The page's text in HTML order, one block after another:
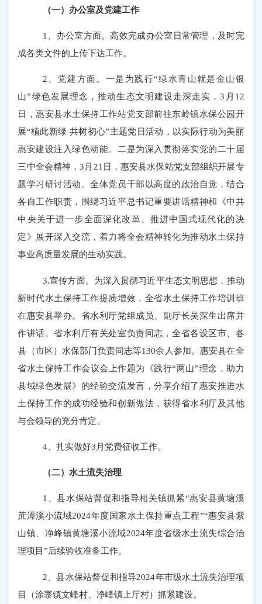
（一）办公室及党建工作
1、办公室方面。高效完成办公室 日常管理 ，及时完
成各类文件的 上传下达工作。
2、党建方面。 一是为践行“绿水青山就是金山银
山”绿色发展理念，推动生态文明建设走深走实，3月12
日，惠安县水土保持工作站党支部前往东岭镇水保公园开
展“植此新绿 共树初心”主题党日活动，以实际行动为美丽
惠安建设注入绿色动能。二是为深入贯彻落实党的二十届
三中全会精神，3月21日，惠安县水保站党支部组织开展专
题学习研讨活动。全体党员干部以高度的政治自觉，结合
各自工作职责，围绕习近平总书记重要讲话精神和《中共
中央关于进一步全面深化改革、推进中国式现代化的决
定》展开深入交流，着力将全会精神转化为推动水土保持
事业高质量发展的生动实践。
3.宣传方面。为深入贯彻习近平生态文明思想，推动
新时代水土保持工作提质增效，全省水土保持工作培训班
在惠安县举办。省水利厅党组成员、副厅长吴深生出席并
作讲话。省水利厅有关处室负责同志，全省各设区市、各
县（市区）水保部门负责同志等130余人参加。惠安县在全
省水土保持工作会议会上作题为《践行“两山”理念，助力
县域绿色发展》的经验交流发言，分享介绍了惠安推进水
土保持工作的成功经验和创新做法，获得省水利厅及其他
与会领导的充分肯定。
4 、扎实做好3 月党费征收工作。
（二）水土流失治理
1、县水保站督促和指导相关镇抓紧“惠安县黄塘溪
蔗潭溪小流域2024年度国家水土保持重点工程”“惠安县紫
山镇、净峰镇黄塘溪小流域2024年度省级水土流失综合治
理项目”后续验收准备工作。
2、县水保站督促和指导2024年市级水土流失治理项
目（涂寨镇文峰村、净峰镇上厅村）抓紧建设。